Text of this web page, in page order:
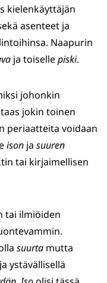
kielenkäyttäjän
asenteet ja
Naapurin
ja toisellepiski.
johonkin
jokin toinen
periaatteita voidaan
ison ja suuren
tai kirjaimellisen
tai ilmiöiden
suurta mutta
ystävällisellä